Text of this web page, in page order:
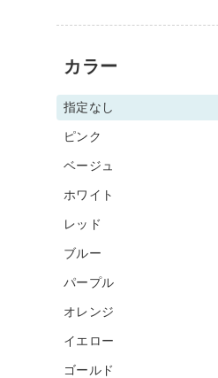
カラー
指定なし
ピンク
ベージュ
ホワイト
レッド
ブルー
パープル
オレンジ
イエロー
ゴールド